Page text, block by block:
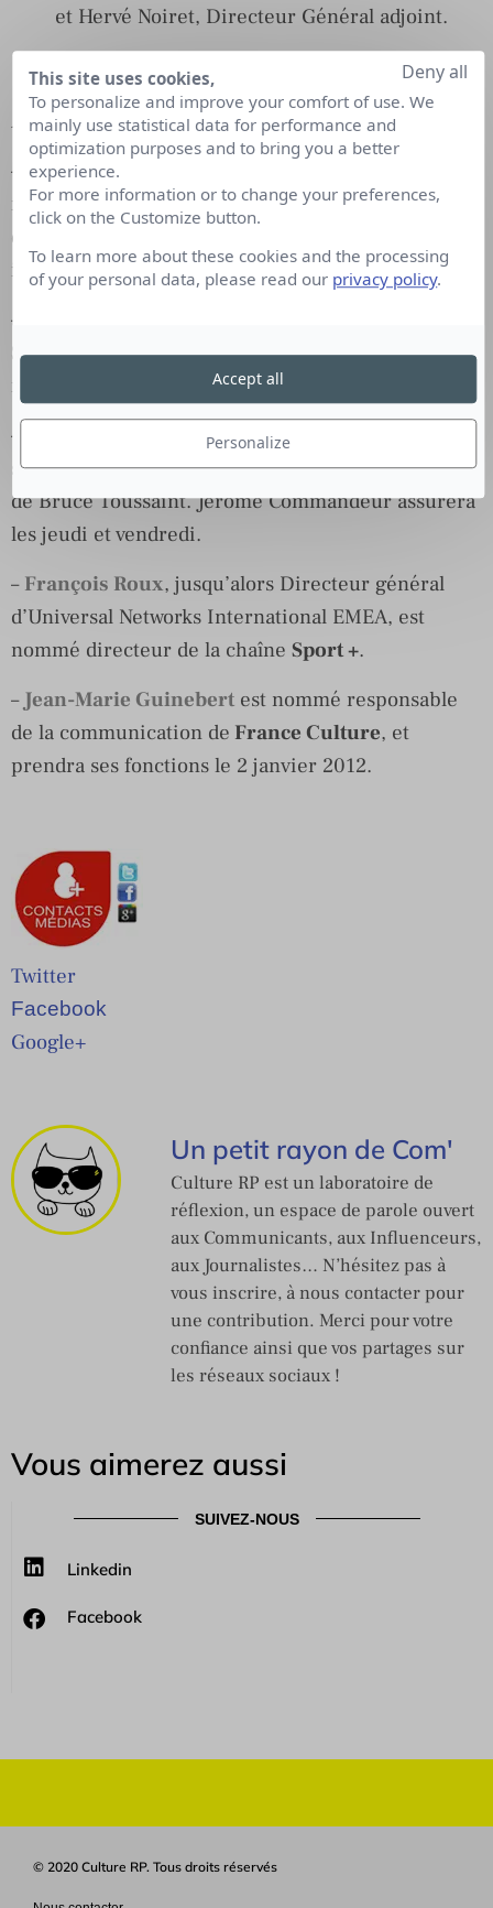
et Hervé Noiret, Directeur Général adjoint.
AUDIO TV
–
François Clemenceau
matinale d’Europe 1 , est nommé Rédacteur en chef
du Journal du Dimanche, en charge de l’actualité
internationale.
–
Show surRMCà partir du 3 janvier pour un
nouveau rendez-vous handball.
–
: A partir de janvier,
sera du lundi au mercredi à 7h50 dans la matinale
de Bruce Toussaint. Jérôme Commandeur assurera
les jeudi et vendredi.
– François Roux, jusqu’alors Directeur général
d’Universal Networks International EMEA, est
nommé directeur de la chaîne Sport +.
– Jean-Marie Guinebert est nommé responsable
de la communication de France Culture, et
prendra ses fonctions le 2 janvier 2012.
Twitter
Facebook
Google+
Un petit rayon de Com'
Culture RP est un laboratoire de
réflexion, un espace de parole ouvert
aux Communicants, aux Influenceurs,
aux Journalistes… N’hésitez pas à
vous inscrire, à nous contacter pour
une contribution. Merci pour votre
confiance ainsi que vos partages sur
les réseaux sociaux !
Vous aimerez aussi
SUIVEZ-NOUS
Linkedin
Facebook
© 2020 Culture RP. Tous droits réservés
This site uses cookies,
To personalize and improve your comfort of use. We
mainly use statistical data for performance and
optimization purposes and to bring you a better
experience.
For more information or to change your preferences,
click on the Customize button.
To learn more about these cookies and the processing
of your personal data, please read our privacy policy.
Personalize
Deny all
Accept all